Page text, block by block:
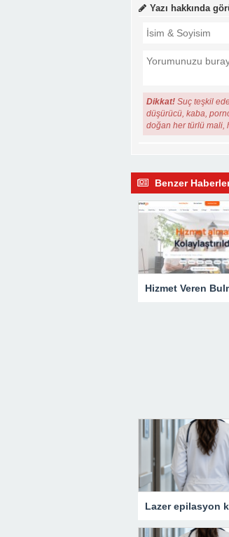
Yazı hakkında
Dikkat! Suç teşkil
düşürücü, kaba,
doğan her türlü mali,
Benzer